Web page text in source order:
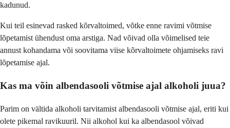
kadunud.
Kui teil esinevad rasked kõrvaltoimed, võtke enne ravimi võtmise
lõpetamist ühendust oma arstiga. Nad võivad olla võimelised teie
annust kohandama või soovitama viise kõrvaltoimete ohjamiseks ravi
lõpetamise ajal.
Kas ma võin albendasooli võtmise ajal alkoholi juua?
Parim on vältida alkoholi tarvitamist albendasooli võtmise ajal, eriti kui
olete pikemal ravikuuril. Nii alkohol kui ka albendasool võivad